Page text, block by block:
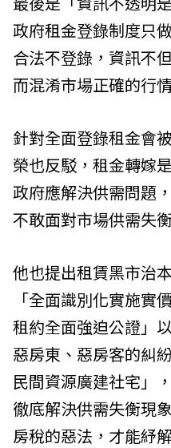
政府租金登錄制度只
合法不登錄，資訊不
而混淆市場正確的行
針對全面登錄租金會
榮也反駁，租金轉嫁
政府應解決供需問題
不敢面對市場供需失
他也提出租賃黑市治
「全面識別化實施實
租約全面強迫公證」
惡房東、惡房客的糾
民間資源廣建社宅」
徹底解決供需失衡現
房稅的惡法，才能紓